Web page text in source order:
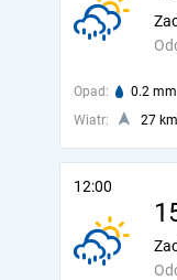
Opad: 0.2 mm
Wiatr:
27
12:00